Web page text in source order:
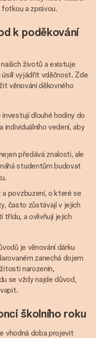
a zprávou.
k poděkování
životů a existuje
vyjádřit vděčnost. Zde
věnování děkovného
dlouhé hodiny do
individuálního vedení, aby
předává znalosti, ale
studentům budovat
povzbuzení, o které se
často zůstávají v jejich
a ovlivňují jejich
je věnování dárku
zanechá dojem
narozenin,
se vždy najde důvod,
školního roku
vhodná doba projevit